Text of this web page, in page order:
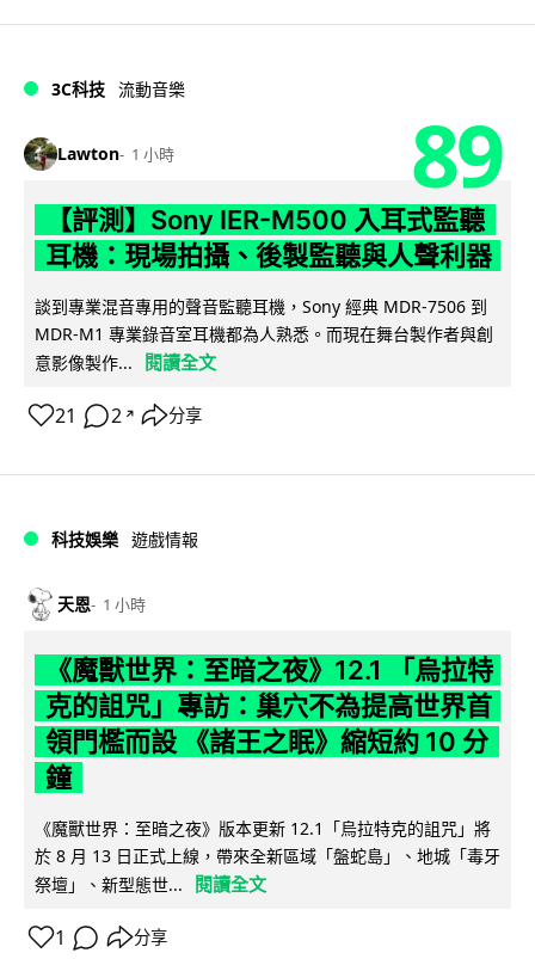
3C科技 流動音樂
Lawton 1 小時 89
【評測】Sony IER-M500 入耳式監聽
耳機：現場拍攝、後製監聽與人聲利器
談到專業混音專用的聲音監聽耳機，Sony 經典 MDR-7506 到
MDR-M1 專業錄音室耳機都為人熟悉。而現在舞台製作者與創
意影像製作...
閱讀全文
21 2 ↗ 分享
科技娛樂 遊戲情報
天恩 1 小時
《魔獸世界：至暗之夜》12.1 「烏拉特
克的詛咒」專訪：巢穴不為提高世界首
領門檻而設 《諸王之眠》縮短約 10 分
鐘
《魔獸世界：至暗之夜》版本更新 12.1「烏拉特克的詛咒」將
於 8 月 13 日正式上線，帶來全新區域「盤蛇島」、地城「毒牙
祭壇」、新型態世...
閱讀全文
1 分享